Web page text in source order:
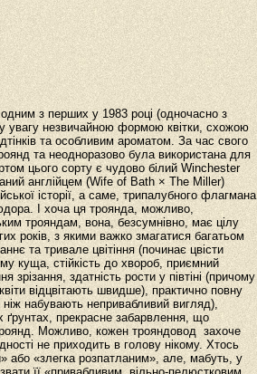
з перших у 1983 році (одночасно з
увагу незвичайною формою квітки, схожою
та особливим ароматом. За час свого
та неодноразово була використана для
цього сорту є чудово білий Winchester
англійцем (Wife of Bath × The Miller)
історії, а саме, трипалубного флагмана
І хоча ця троянда, можливо,
трояндам, вона, безсумнівно, має цілу
років, з якими важко змагатися багатьом
та тривале цвітіння (починає цвісти
куща, стійкість до хвороб, приємний
здатність рости у півтіні (причому
відцвітають швидше), практично повну
набувають непривабливий вигляд),
ґрунтах, прекрасне забарвлення, що
Можливо, кожен трояндовод захоче
не приходить в голову нікому. Хтось
або «злегка розпатланим», але, мабуть, у